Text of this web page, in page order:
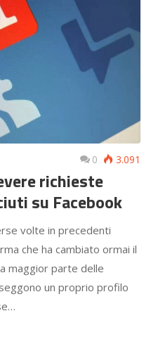
0 3.091
richieste
su Facebook
volte in precedenti
che ha cambiato ormai il
maggior parte delle
un proprio profilo